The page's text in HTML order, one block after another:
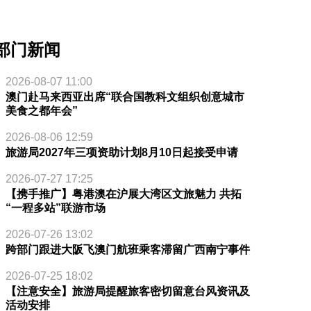
门新闻
2026-08-07 11:00
澳门赴马来西亚出席“联合国教科文组织创意城市
美食之都年会”
2026-08-06 12:59
旅游局2027年三项资助计划8月10日起接受申请
2026-07-27 17:25
【携手推广】粤港澳在沪展大湾区文旅魅力 共拓
“一程多站”联游市场
2026-07-26 13:02
跨部门跟进大阪飞澳门航班乘客滞留广西南宁事件
2026-07-25 18:02
【注意安全】旅游局提醒旅客密切留意台风资讯及
活动安排